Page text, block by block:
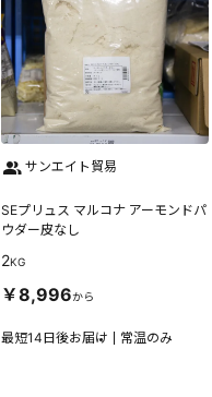
サンエイト貿易
SEプリュス マルコナ アーモンドパ
ウダー皮なし
2KG
￥8,996から
最短14日後お届け 常温のみ